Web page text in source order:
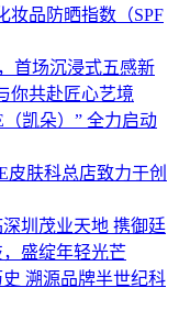
妆品防晒指数（SPF
首场沉浸式五感新
你共赴匠心艺境
凯朵）” 全力启动
肤科总店致力于创
圳茂业天地 携御廷
盛绽年轻光芒
溯源品牌半世纪科